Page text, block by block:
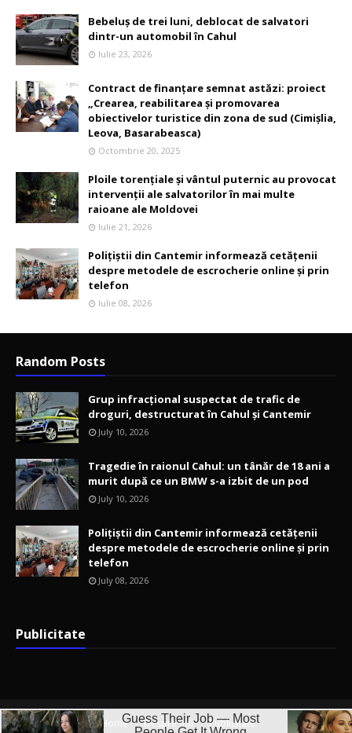
Bebeluș de trei luni, deblocat de salvatori
dintr-un automobil în Cahul
Iulie 23, 2026
Contract de finanțare semnat astăzi: proiect
„Crearea, reabilitarea și promovarea
obiectivelor turistice din zona de sud (Cimișlia,
Leova, Basarabeasca)
Octombrie 20, 2025
Ploile torențiale și vântul puternic au provocat
intervenții ale salvatorilor în mai multe
raioane ale Moldovei
Iulie 21, 2026
Polițiștii din Cantemir informează cetățenii
despre metodele de escrocherie online și prin
telefon
Iulie 08, 2026
Random Posts
Grup infracțional suspectat de trafic de
droguri, destructurat în Cahul și Cantemir
July 10, 2026
Tragedie în raionul Cahul: un tânăr de 18 ani a
murit după ce un BMW s-a izbit de un pod
July 10, 2026
Polițiștii din Cantemir informează cetățenii
despre metodele de escrocherie online și prin
telefon
July 08, 2026
Publicitate
Home Despre noi Publicitate